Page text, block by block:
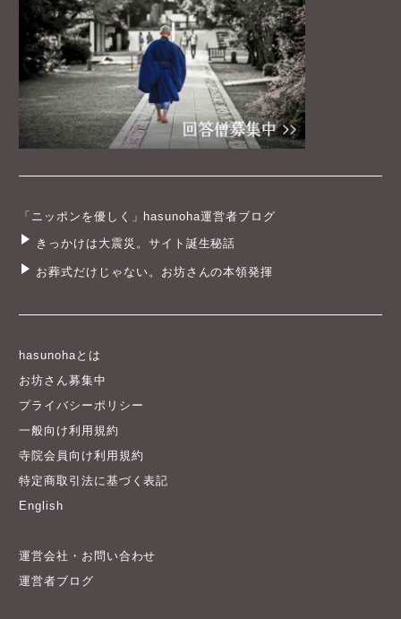
「ニッポンを優しく」hasunoha運営者ブログ
きっかけは大震災。サイト誕生秘話
お葬式だけじゃない。お坊さんの本領発揮
hasunohaとは
お坊さん募集中
プライバシーポリシー
一般向け利用規約
寺院会員向け利用規約
特定商取引法に基づく表記
English
運営会社・お問い合わせ
運営者ブログ